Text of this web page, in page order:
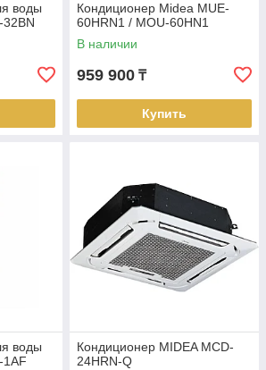
воды
32BN
Кондиционер Midea MUE-
60HRN1 / MOU-60HN1
В наличии
959 900 ₸
Купить
воды
1AF
Кондиционер MIDEA MCD-
24HRN-Q